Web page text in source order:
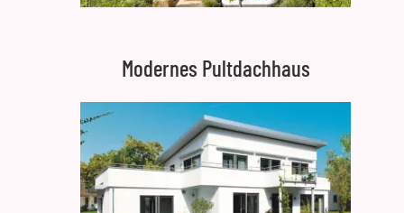
Modernes Pultdachhaus